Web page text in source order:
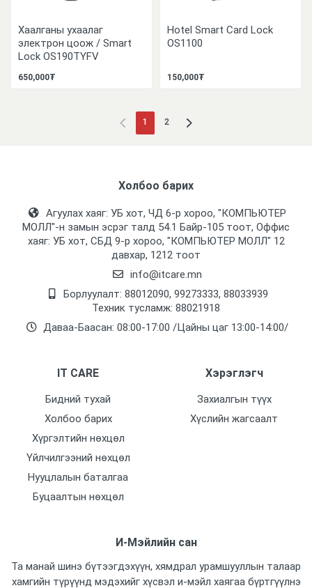
Хаалганы ухаалаг
электрон цоож / Smart
Lock OS190TYFV
650,000₮
Hotel Smart Card Lock
OS1100
150,000₮
1 2
Холбоо барих
Агуулах хаяг: УБ хот, ЧД 6-р хороо, "КОМПЬЮТЕР
МОЛЛ᠌"-н замын эсрэг талд 54.1 Байр-105 тоот, Оффис
хаяг: УБ хот, СБД 9-р хороо, "КОМПЬЮТЕР МОЛЛ᠌" 12
давхар, 1212 тоот
info@itcare.mn
Борлуулалт: 88012090, 99273333, 88033939
Техник тусламж: 88021918
Даваа-Баасан: 08:00-17:00 /Цайны цаг 13:00-14:00/
IT CARE
Бидний тухай
Холбоо барих
Хүргэлтийн нөхцөл
Үйлчилгээний нөхцөл
Нууцлалын баталгаа
Буцаалтын нөхцөл
Хэрэглэгч
Захиалгын түүх
Хүслийн жагсаалт
И-Мэйлийн сан
Та манай шинэ бүтээгдэхүүн, хямдрал урамшууллын талаар
хамгийн түрүүнд мэдэхийг хүсвэл и-мэйл хаягаа бүртгүүлнэ